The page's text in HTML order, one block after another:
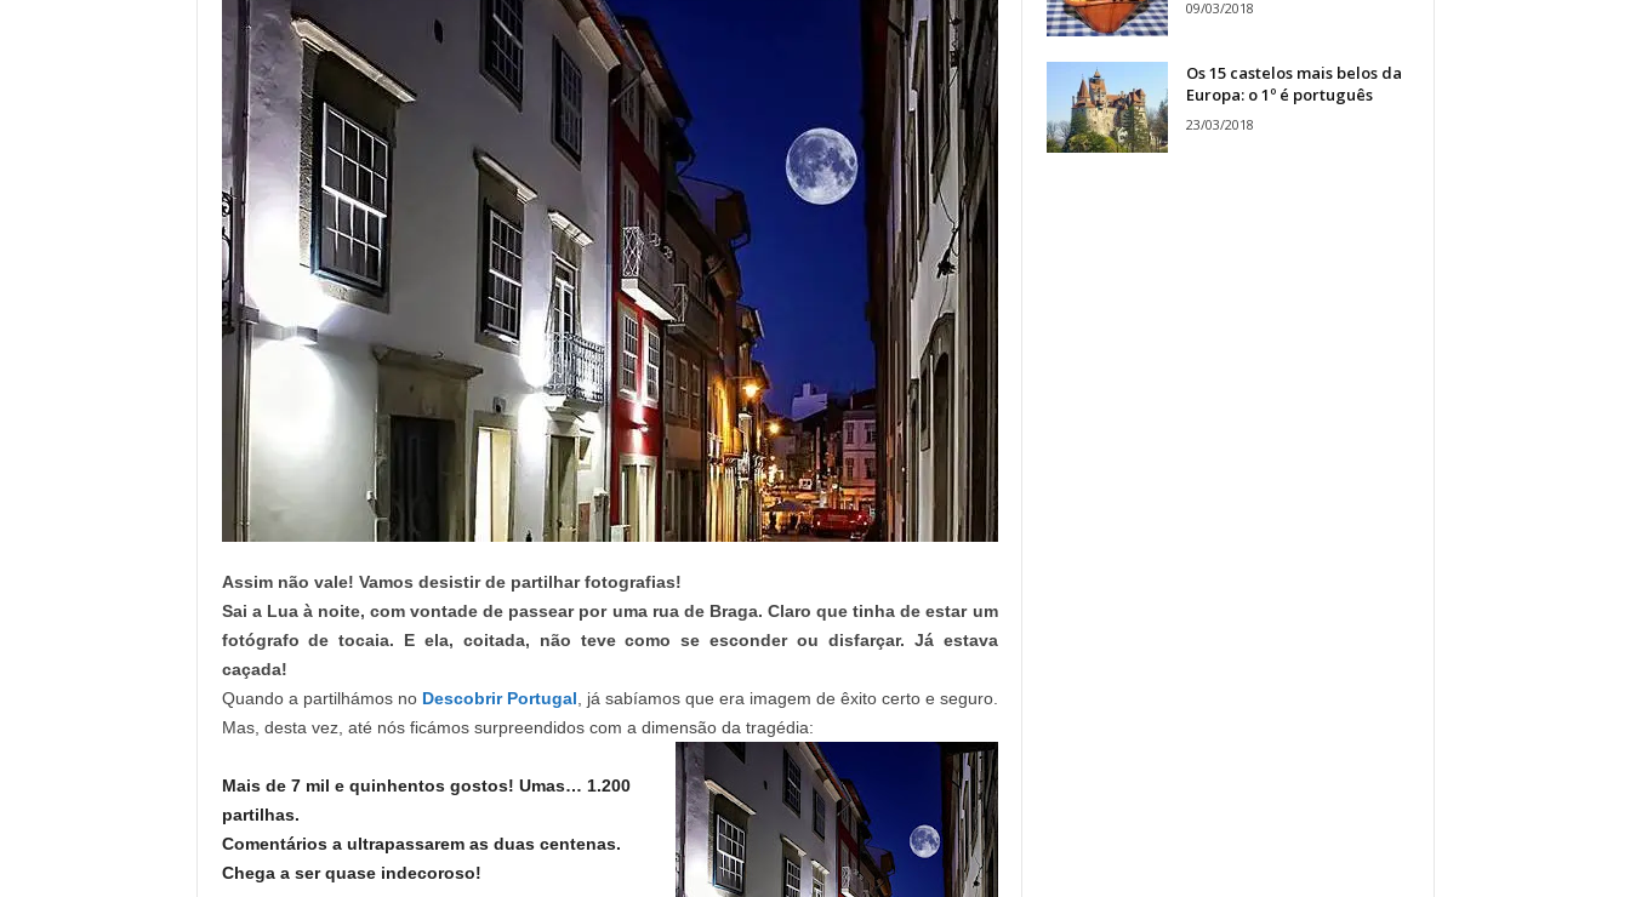
r
t
g
a
Assim não vale! Vamos desistir de partilhar fotografias!
Sai a Lua à noite, com vontade de passear por uma rua de Braga. Claro que tinha de estar um
fotógrafo de tocaia. E ela, coitada, não teve como se esconder ou disfarçar. Já estava
caçada!
Quando a partilhámos no Descobrir Portugal , já sabíamos que era imagem de êxito certo e seguro.
Mas, desta vez, até nós ficámos surpreendidos com a dimensão da tragédia:
Mais de 7 mil e quinhentos gostos! Umas… 1.200
partilhas.
Comentários a ultrapassarem as duas centenas.
Chega a ser quase indecoroso!
09/03/2018
Os 15 castelos mais belos da
Europa: o 1º é português
23/03/2018